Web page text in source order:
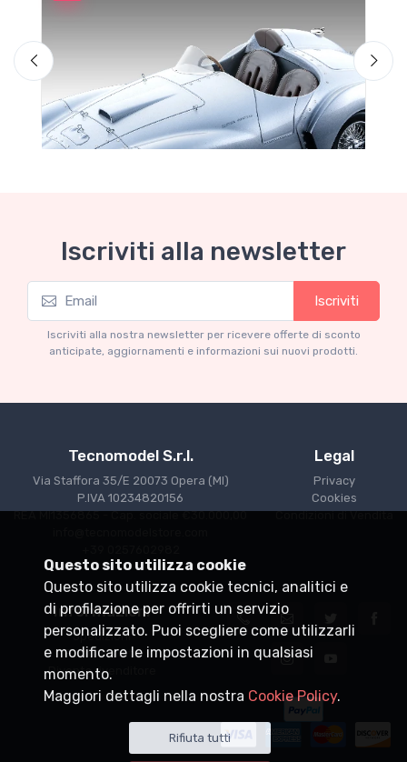
Ferrari 166 MM Abarth Metallic Silver Press
Version 1953 scala 1/18
Iscriviti alla newsletter
Iscriviti
Iscriviti alla nostra newsletter per ricevere offerte di sconto
anticipate, aggiornamenti e informazioni sui nuovi prodotti.
Tecnomodel S.r.l.
Via Staffora 35/E 20073 Opera (MI)
P.IVA 10234820156
REA MI1356865 - Cap. sociale €30.000,00
Legal
Privacy
Cookies
Condizioni di Vendita
Informazioni
Spedizioni
Punti vendita
Diventa rivenditore
Questo sito utilizza cookie
Questo sito utilizza cookie tecnici, analitici e
di profilazione per offrirti un servizio
personalizzato. Puoi scegliere come utilizzarli
e modificare le impostazioni in qualsiasi
momento.
Maggiori dettagli nella nostra Cookie Policy.
Rifiuta tutti